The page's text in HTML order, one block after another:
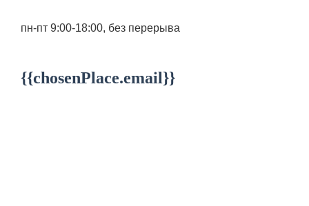
{{chosenPlace.email}}
пн-пт 9:00-18:00, без перерыва